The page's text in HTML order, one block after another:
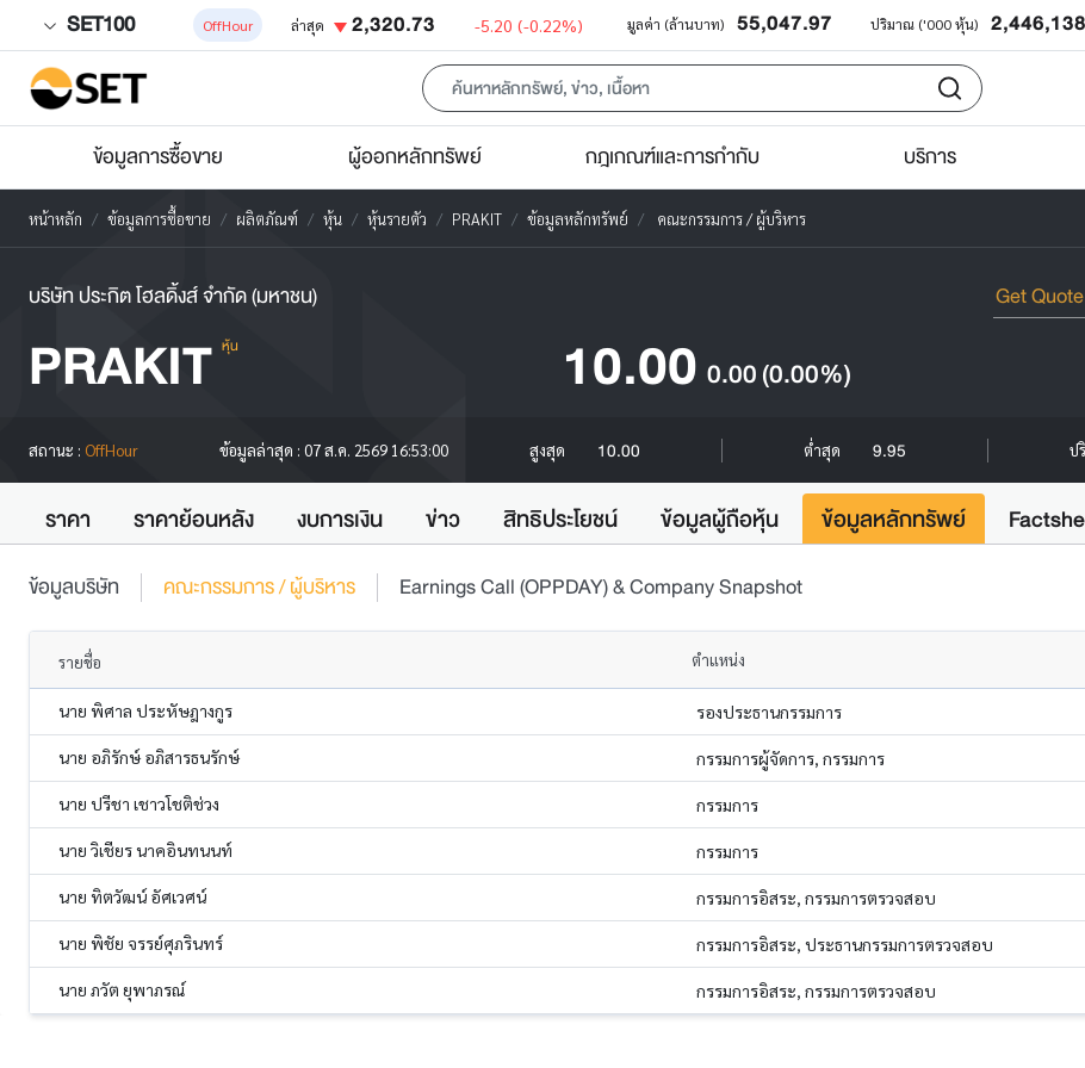
SET100 OffHour ล่าสุด 2,320.73 -5.20 (-0.22%) มูลค่า (ล้านบาท) 55,047.97 ปริมาณ ('000 หุ้น) 2,446,138
ข้อมูลการซื้อขาย ผู้ออกหลักทรัพย์ กฎเกณฑ์และการกำกับ บริการ
หน้าหลัก ข้อมูลการซื้อขาย ผลิตภัณฑ์ หุ้น หุ้นรายตัว PRAKIT ข้อมูลหลักทรัพย์ คณะกรรมการ / ผู้บริหาร
บริษัท ประกิต โฮลดิ้งส์ จำกัด (มหาชน)
PRAKIT หุ้น 10.00 0.00(0.00%)
สถานะ : OffHour ข้อมูลล่าสุด : 07 ส.ค. 2569 16:53:00 สูงสุด 10.00 ต่ำสุด 9.95 ป
ราคา ราคาย้อนหลัง งบการเงิน ข่าว สิทธิประโยชน์ ข้อมูลผู้ถือหุ้น ข้อมูลหลักทรัพย์
ข้อมูลบริษัท คณะกรรมการ / ผู้บริหาร Earnings Call (OPPDAY) & Company Snapshot
รายชื่อ ตำแหน่ง
นาย พิศาล ประหัษฎางกูร รองประธานกรรมการ
นาย อภิรักษ์ อภิสารธนรักษ์ กรรมการผู้จัดการ, กรรมการ
นาย ปรีชา เชาวโชติช่วง กรรมการ
นาย วิเชียร นาคอินทนนท์ กรรมการ
นาย ทิตวัฒน์ อัศเวศน์ กรรมการอิสระ, กรรมการตรวจสอบ
นาย พิชัย จรรย์ศุภรินทร์ กรรมการอิสระ, ประธานกรรมการตรวจสอบ
นาย ภวัต ยุพาภรณ์ กรรมการอิสระ, กรรมการตรวจสอบ